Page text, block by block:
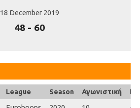
18 December 2019
48- 60
League Season Αγωνιστική